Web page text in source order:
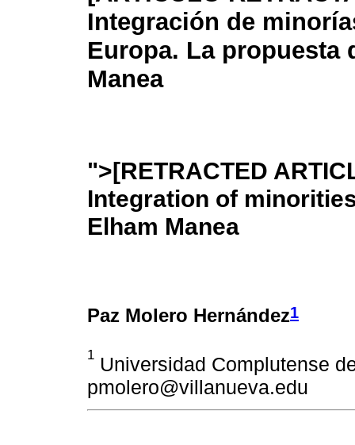
Integración de
Europa. La propuesta
Manea
">[RETRACTED
Integration of
Elham Manea
Paz Molero Hernández1
1 Universidad Complutense
pmolero@villanueva.edu